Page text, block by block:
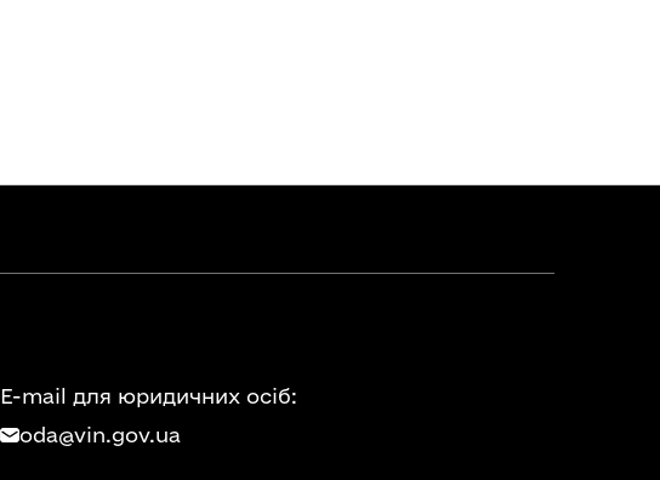
E-mail для юридичних осіб:
oda@vin.gov.ua